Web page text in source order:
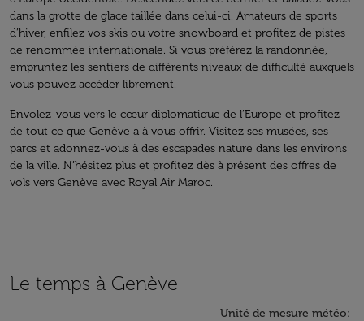
dans la grotte de glace taillée dans celui-ci. Amateurs de sports
d’hiver, enfilez vos skis ou votre snowboard et profitez de pistes
de renommée internationale. Si vous préférez la randonnée,
empruntez les sentiers de différents niveaux de difficulté auxquels
vous pouvez accéder librement.
Envolez-vous vers le cœur diplomatique de l’Europe et profitez
de tout ce que Genève a à vous offrir. Visitez ses musées, ses
parcs et adonnez-vous à des escapades nature dans les environs
de la ville. N’hésitez plus et profitez dès à présent des offres de
vols vers Genève avec Royal Air Maroc.
Le temps à Genève
Unité de mesure météo: